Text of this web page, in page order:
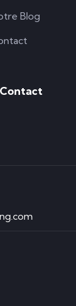
Blog
Contact